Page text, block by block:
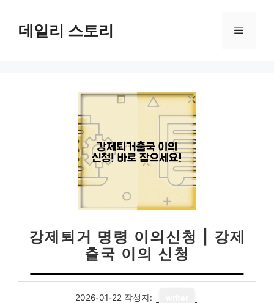
데일리 스토리 메
강제퇴거 명령 이의신청 | 강제
출국 이의 신청
2026-01-22 작성자: